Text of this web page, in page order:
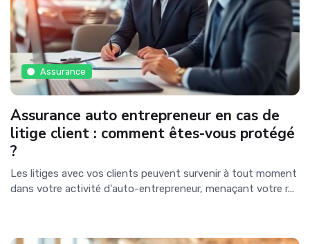
Assurance
Assurance auto entrepreneur en cas de
litige client : comment êtes-vous protégé
?
Les litiges avec vos clients peuvent survenir à tout moment
dans votre activité d'auto-entrepreneur, menaçant votre r...